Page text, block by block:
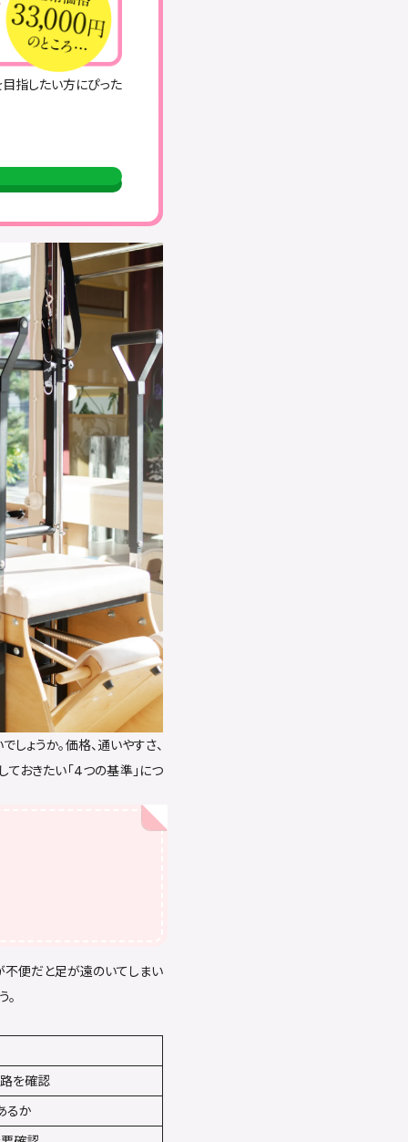
指したい方にぴった
ょうか。価格、通いやすさ、
ておきたい「4つの基準」につ
不便だと足が遠のいてしまい
を確認
るか